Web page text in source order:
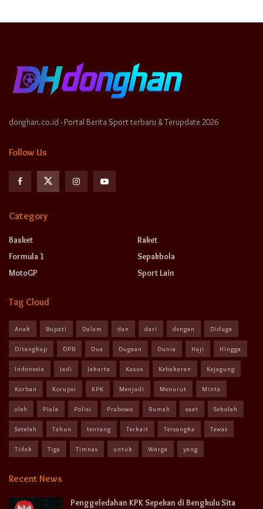
donghan.co.id - Portal Berita Sport terbaru & Terupdate 2026
Follow Us
Category
Basket
Formula 1
MotoGP
Raket
Sepakbola
Sport Lain
Tag Cloud
Anak Bupati Dalam dan dari dengan Diduga
Ditangkap DPR Dua Dugaan Dunia Haji Hingga
Indonesia Jadi Jakarta Kasus Kebakaran Kejagung
Korban Korupsi KPK Menjadi Menurut Minta
oleh Piala Polisi Prabowo Rumah saat Sekolah
Setelah Tahun tentang Terkait Tersangka Tewas
Tidak Tiga Timnas untuk Warga yang
Recent News
Penggeledahan KPK Sepekan di Bengkulu Sita